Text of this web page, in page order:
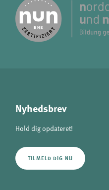
Nyhedsbrev
Hold dig opdateret!
TILMELD DIG NU